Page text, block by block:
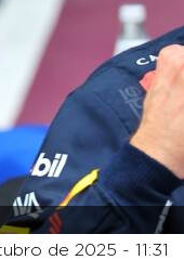
de 2025 - 11:31